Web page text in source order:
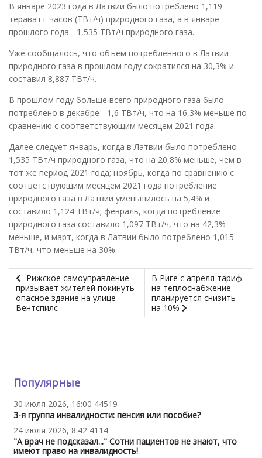
В январе 2023 года в Латвии было потреблено 1,119
тераватт-часов (ТВт/ч) природного газа, а в январе
прошлого года - 1,535 ТВт/ч природного газа.
Уже сообщалось, что объем потребленного в Латвии
природного газа в прошлом году сократился на 30,3% и
составил 8,887 ТВт/ч.
В прошлом году больше всего природного газа было
потреблено в декабре - 1,6 ТВт/ч, что на 16,3% меньше по
сравнению с соответствующим месяцем 2021 года.
Далее следует январь, когда в Латвии было потреблено
1,535 ТВт/ч природного газа, что на 20,8% меньше, чем в
тот же период 2021 года; ноябрь, когда по сравнению с
соответствующим месяцем 2021 года потребление
природного газа в Латвии уменьшилось на 5,4% и
составило 1,124 ТВт/ч; февраль, когда потребление
природного газа составило 1,097 ТВт/ч, что на 42,3%
меньше, и март, когда в Латвии было потреблено 1,015
ТВт/ч, что меньше на 30%.
Рижское самоуправление
призывает жителей покинуть
опасное здание на улице
Вентспилс
В Риге с апреля тариф
на теплоснабжение
планируется снизить
на 10%
Популярные
30 июля 2026, 16:00 44519
3-я группа инвалидности: пенсия или пособие?
24 июля 2026, 8:42 4114
"А врач не подсказал..." Сотни пациентов не знают, что
имеют право на инвалидность!